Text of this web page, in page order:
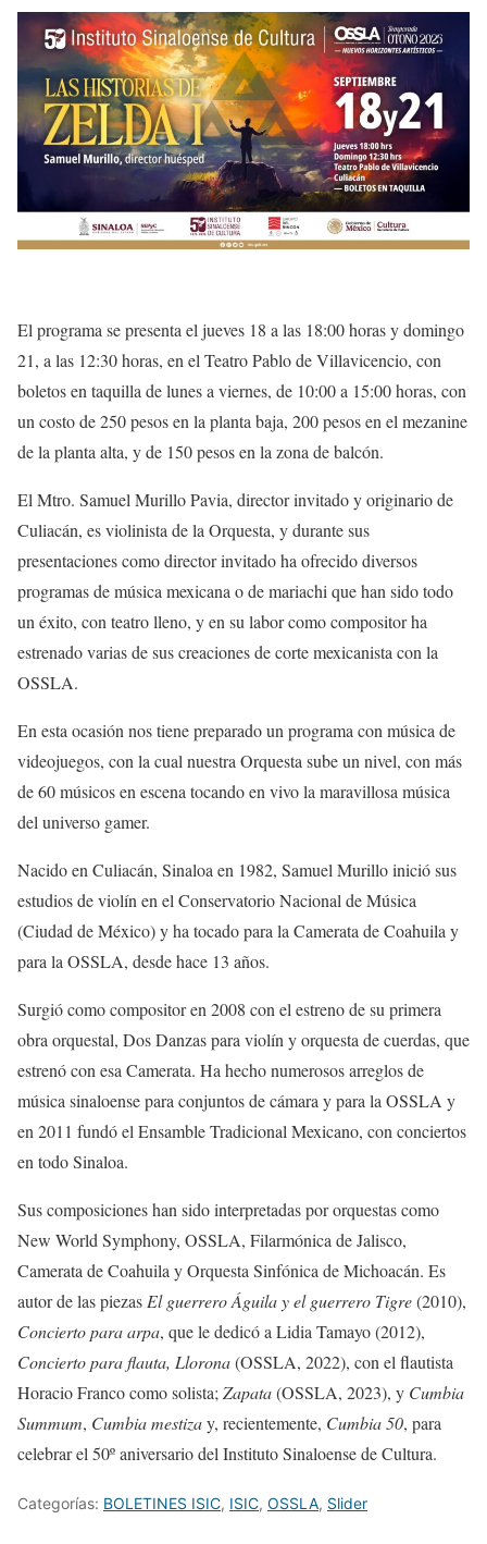
El programa se presenta el jueves 18 a las 18:00 horas y domingo
21, a las 12:30 horas, en el Teatro Pablo de Villavicencio, con
boletos en taquilla de lunes a viernes, de 10:00 a 15:00 horas, con
un costo de 250 pesos en la planta baja, 200 pesos en el mezanine
de la planta alta, y de 150 pesos en la zona de balcón.
El Mtro. Samuel Murillo Pavia, director invitado y originario de
Culiacán, es violinista de la Orquesta, y durante sus
presentaciones como director invitado ha ofrecido diversos
programas de música mexicana o de mariachi que han sido todo
un éxito, con teatro lleno, y en su labor como compositor ha
estrenado varias de sus creaciones de corte mexicanista con la
OSSLA.
En esta ocasión nos tiene preparado un programa con música de
videojuegos, con la cual nuestra Orquesta sube un nivel, con más
de 60 músicos en escena tocando en vivo la maravillosa música
del universo gamer.
Nacido en Culiacán, Sinaloa en 1982, Samuel Murillo inició sus
estudios de violín en el Conservatorio Nacional de Música
(Ciudad de México) y ha tocado para la Camerata de Coahuila y
para la OSSLA, desde hace 13 años.
Surgió como compositor en 2008 con el estreno de su primera
obra orquestal, Dos Danzas para violín y orquesta de cuerdas, que
estrenó con esa Camerata. Ha hecho numerosos arreglos de
música sinaloense para conjuntos de cámara y para la OSSLA y
en 2011 fundó el Ensamble Tradicional Mexicano, con conciertos
en todo Sinaloa.
Sus composiciones han sido interpretadas por orquestas como
New World Symphony, OSSLA, Filarmónica de Jalisco,
Camerata de Coahuila y Orquesta Sinfónica de Michoacán. Es
autor de las piezas El guerrero Águila y el guerrero Tigre(2010),
Concierto para arpa, que le dedicó a Lidia Tamayo (2012),
Concierto para flauta, Llorona(OSSLA, 2022), con el flautista
Horacio Franco como solista; Zapata(OSSLA, 2023), y Cumbia
Summum, Cumbia mestizay, recientemente, Cumbia 50, para
celebrar el 50º aniversario del Instituto Sinaloense de Cultura.
Categorías: BOLETINES ISIC, ISIC, OSSLA, Slider